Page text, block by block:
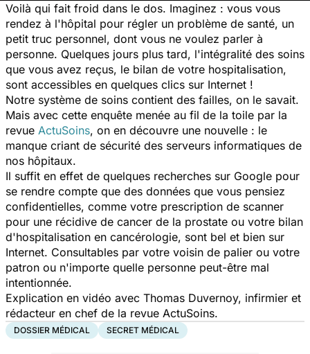
Voilà qui fait froid dans le dos. Imaginez : vous vous
rendez à l'hôpital pour régler un problème de santé, un
petit truc personnel, dont vous ne voulez parler à
personne. Quelques jours plus tard, l'intégralité des soins
que vous avez reçus, le bilan de votre hospitalisation,
sont accessibles en quelques clics sur Internet !
Notre système de soins contient des failles, on le savait.
Mais avec cette enquête menée au fil de la toile par la
revue ActuSoins, on en découvre une nouvelle : le
manque criant de sécurité des serveurs informatiques de
nos hôpitaux.
Il suffit en effet de quelques recherches sur Google pour
se rendre compte que des données que vous pensiez
confidentielles, comme votre prescription de scanner
pour une récidive de cancer de la prostate ou votre bilan
d'hospitalisation en cancérologie, sont bel et bien sur
Internet. Consultables par votre voisin de palier ou votre
patron ou n'importe quelle personne peut-être mal
intentionnée.
Explication en vidéo avec Thomas Duvernoy, infirmier et
rédacteur en chef de la revue ActuSoins.
DOSSIER MÉDICAL SECRET MÉDICAL